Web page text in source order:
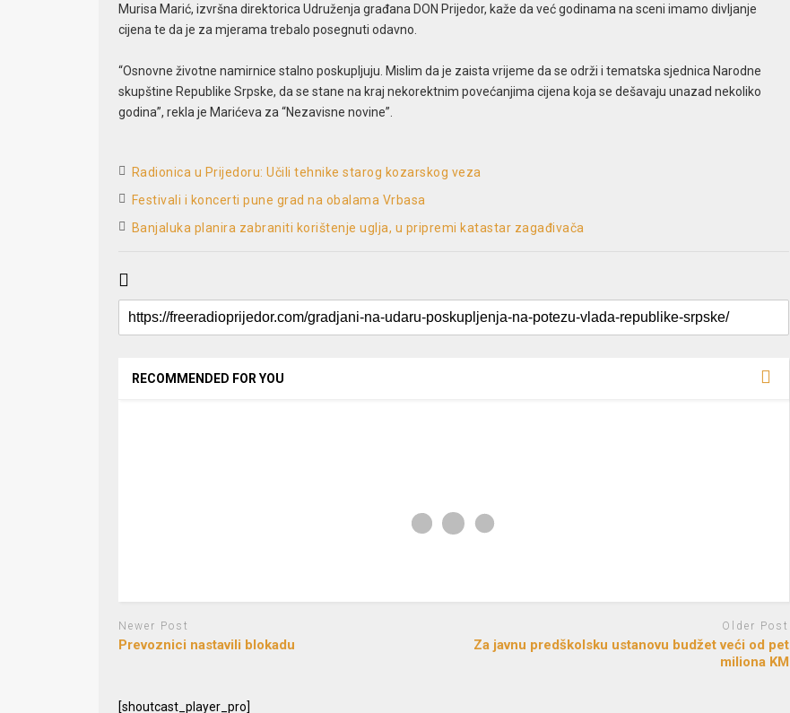
Murisa Marić, izvršna direktorica Udruženja građana DON Prijedor, kaže da već godinama na sceni imamo divljanje
cijena te da je za mjerama trebalo posegnuti odavno.
“Osnovne životne namirnice stalno poskupljuju. Mislim da je zaista vrijeme da se održi i tematska sjednica Narodne
skupštine Republike Srpske, da se stane na kraj nekorektnim povećanjima cijena koja se dešavaju unazad nekoliko
godina”, rekla je Marićeva za “Nezavisne novine”.
Radionica u Prijedoru: Učili tehnike starog kozarskog veza
Festivali i koncerti pune grad na obalama Vrbasa
Banjaluka planira zabraniti korištenje uglja, u pripremi katastar zagađivača
RECOMMENDED FOR YOU
Newer Post
Prevoznici nastavili blokadu
Older Post
Za javnu predškolsku ustanovu budžet veći od pet
miliona KM
[shoutcast_player_pro]